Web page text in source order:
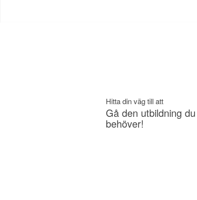
Hitta din väg till att
Gå den utbildning du
behöver!